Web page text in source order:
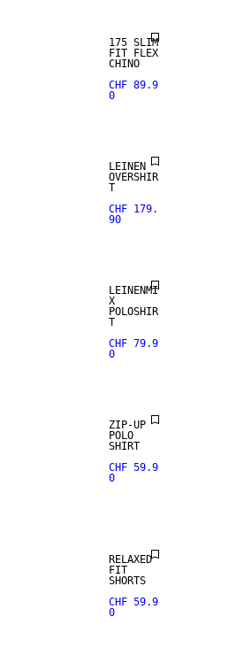
175 SLIM
FIT FLEX
CHINO
CHF 89.9
0
LEINEN
OVERSHIR
T
CHF 179.
90
LEINENMI
X
POLOSHIR
T
CHF 79.9
0
ZIP-UP
POLO
SHIRT
CHF 59.9
0
RELAXED
FIT
SHORTS
CHF 59.9
0